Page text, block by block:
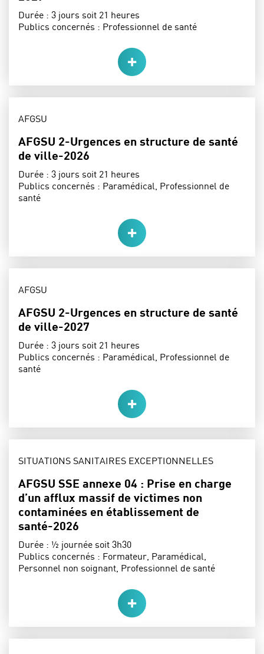
Durée : 3 jours soit 21 heures
Publics concernés : Professionnel de santé
THÈME :
AFGSU
AFGSU 2-Urgences en structure de santé
de ville-2026
Durée : 3 jours soit 21 heures
Publics concernés : Paramédical, Professionnel de
santé
THÈME :
AFGSU
AFGSU 2-Urgences en structure de santé
de ville-2027
Durée : 3 jours soit 21 heures
Publics concernés : Paramédical, Professionnel de
santé
THÈME :
SITUATIONS SANITAIRES EXCEPTIONNELLES
AFGSU SSE annexe 04 : Prise en charge
d’un afflux massif de victimes non
contaminées en établissement de
santé-2026
Durée : ½ journée soit 3h30
Publics concernés : Formateur, Paramédical,
Personnel non soignant, Professionnel de santé